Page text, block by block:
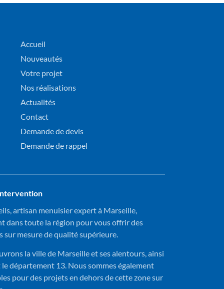
Accueil
Nouveautés
Votre projet
Nos réalisations
Actualités
Contact
Demande de devis
Demande de rappel
artisan menuisier expert à Marseille,
dans toute la région pour vous offrir des
sur mesure de qualité supérieure.
la ville de Marseille et ses alentours, ainsi
département 13. Nous sommes également
pour des projets en dehors de cette zone sur